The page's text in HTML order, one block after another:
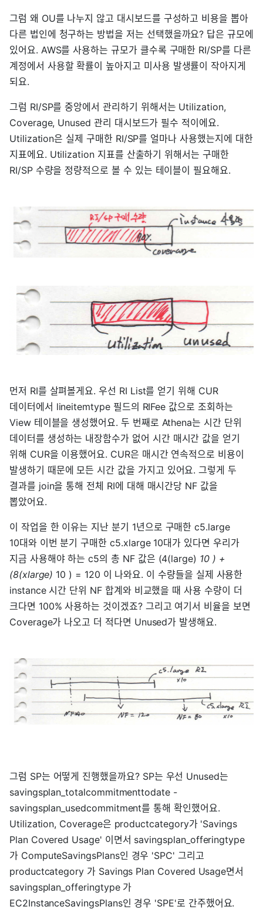
그럼 왜 OU를 나누지 않고 대시보드를 구성하고 비용을 뽑아
다른 법인에 청구하는 방법을 저는 선택했을까요? 답은 규모에
있어요. AWS를 사용하는 규모가 클수록 구매한 RI/SP를 다른
계정에서 사용할 확률이 높아지고 미사용 발생률이 작아지게
되요.
그럼 RI/SP를 중앙에서 관리하기 위해서는 Utilization,
Coverage, Unused 관리 대시보드가 필수 적이에요.
Utilization은 실제 구매한 RI/SP를 얼마나 사용했는지에 대한
지표에요. Utilization 지표를 산출하기 위해서는 구매한
RI/SP 수량을 정량적으로 볼 수 있는 테이블이 필요해요.
먼저 RI를 살펴볼게요. 우선 RI List를 얻기 위해 CUR
데이터에서 lineitemtype 필드의 RIFee 값으로 조회하는
View 테이블을 생성했어요. 두 번째로 Athena는 시간 단위
데이터를 생성하는 내장함수가 없어 시간 매시간 값을 얻기
위해 CUR을 이용했어요. CUR은 매시간 연속적으로 비용이
발생하기 때문에 모든 시간 값을 가지고 있어요. 그렇게 두
결과를 join을 통해 전체 RI에 대해 매시간당 NF 값을
뽑았어요.
이 작업을 한 이유는 지난 분기 1년으로 구매한 c5.large
10대와 이번 분기 구매한 c5.xlarge 10대가 있다면 우리가
지금 사용해야 하는 c5의 총 NF 값은 (4(large) 10 ) +
(8(xlarge) 10 ) = 120 이 나와요. 이 수량들을 실제 사용한
instance 시간 단위 NF 합계와 비교했을 때 사용 수량이 더
크다면 100% 사용하는 것이겠죠? 그리고 여기서 비율을 보면
Coverage가 나오고 더 적다면 Unused가 발생해요.
그럼 SP는 어떻게 진행했을까요? SP는 우선 Unused는
savingsplan_totalcommitmenttodate -
savingsplan_usedcommitment를 통해 확인했어요.
Utilization, Coverage은 productcategory가 'Savings
Plan Covered Usage' 이면서 savingsplan_offeringtype
가 ComputeSavingsPlans인 경우 'SPC' 그리고
productcategory 가 Savings Plan Covered Usage면서
savingsplan_offeringtype 가
EC2InstanceSavingsPlans인 경우 'SPE'로 간주했어요.